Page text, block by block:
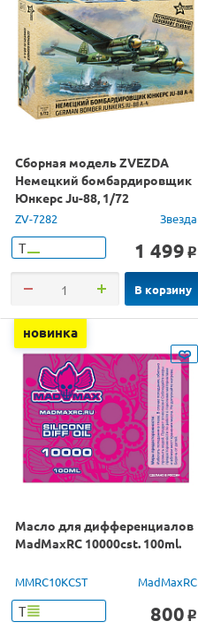
Сборная модель ZVEZDA
Немецкий бомбардировщик
Юнкерс Ju-88, 1/72
ZV-7282 Звезда
Т 1 499 o
В корзину
новинка
Масло для дифференциалов
MadMaxRC 10000cst. 100ml.
MMRC10KCST MadMaxRC
Т 800 o